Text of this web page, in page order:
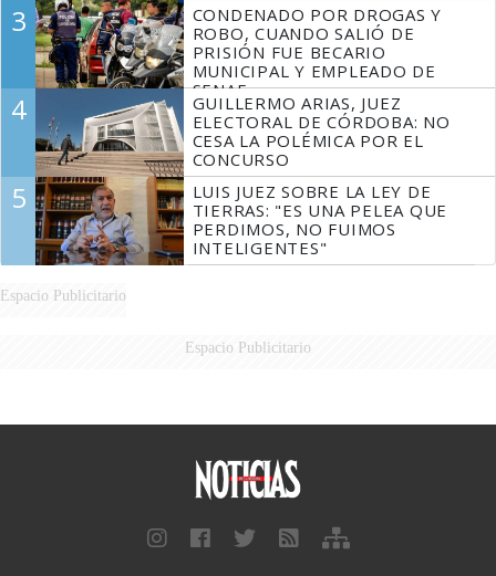
3
CONDENADO POR DROGAS Y
ROBO, CUANDO SALIÓ DE
PRISIÓN FUE BECARIO
MUNICIPAL Y EMPLEADO DE
SENAF
4
GUILLERMO ARIAS, JUEZ
ELECTORAL DE CÓRDOBA: NO
CESA LA POLÉMICA POR EL
CONCURSO
5
LUIS JUEZ SOBRE LA LEY DE
TIERRAS: "ES UNA PELEA QUE
PERDIMOS, NO FUIMOS
INTELIGENTES"
Espacio Publicitario
Espacio Publicitario